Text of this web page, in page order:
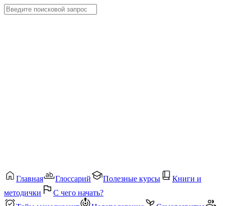
Главная Глоссарий Полезные курсы
Книги и
методички
С чего начать?